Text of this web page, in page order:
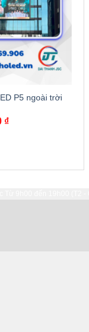
P5 ngoài trời
₫